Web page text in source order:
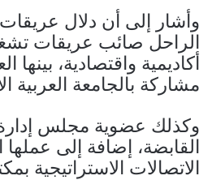
وأشار إلى أن دلال عريقات
الراحل صائب عريقات
أكاديمية واقتصادية، بينها
مشاركة بالجامعة العربية
وكذلك عضوية مجلس
القابضة، إضافة إلى
الاتصالات الاستراتيجية